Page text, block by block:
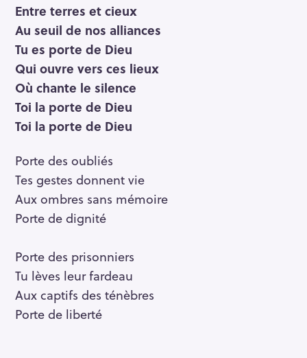
Entre terres et cieux
Au seuil de nos alliances
Tu es porte de Dieu
Qui ouvre vers ces lieux
Où chante le silence
Toi la porte de Dieu
Toi la porte de Dieu
Porte des oubliés
Tes gestes donnent vie
Aux ombres sans mémoire
Porte de dignité
Porte des prisonniers
Tu lèves leur fardeau
Aux captifs des ténèbres
Porte de liberté
S